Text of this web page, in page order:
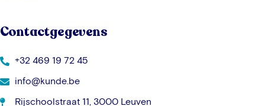
Contactgegevens
+32 469 19 72 45
info@kunde.be
Rijschoolstraat 11, 3000 Leuven